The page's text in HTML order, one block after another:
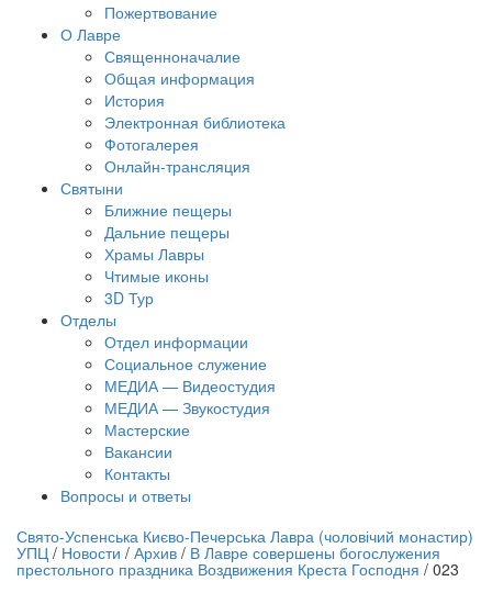
Пожертвование
О Лавре
Священноначалие
Общая информация
История
Электронная библиотека
Фотогалерея
Онлайн-трансляция
Святыни
Ближние пещеры
Дальние пещеры
Храмы Лавры
Чтимые иконы
3D Тур
Отделы
Отдел информации
Социальное служение
МЕДИА — Видеостудия
МЕДИА — Звукостудия
Мастерские
Вакансии
Контакты
Вопросы и ответы
трансляция | 12 сентября
трансляции
Свято-Успенська Києво-Печерська Лавра (чоловічий монастир)
УПЦ / Новости / Архив / В Лавре совершены богослужения
престольного праздника Воздвижения Креста Господня / 023